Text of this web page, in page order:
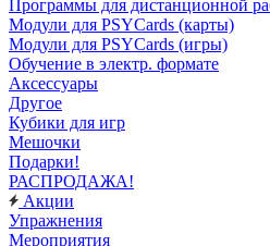
Программы для дистанционной
Модули для PSYCards (карты)
Модули для PSYCards (игры)
Обучение в электр. формате
Аксессуары
Другое
Кубики для игр
Мешочки
Подарки!
РАСПРОДАЖА!
Акции
Упражнения
Мероприятия